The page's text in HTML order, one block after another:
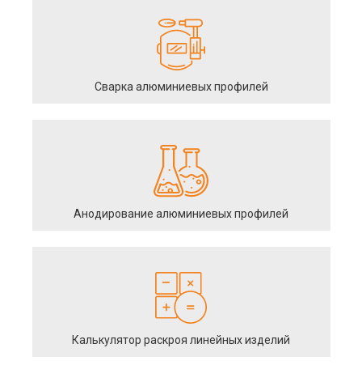
Сварка алюминиевых профилей
Анодирование алюминиевых профилей
Калькулятор раскроя линейных изделий